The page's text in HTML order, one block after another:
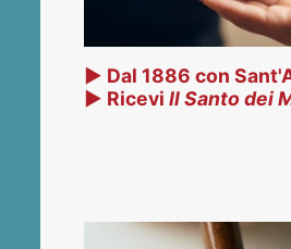
▶ Dal 1886 con
▶ RiceviIl Santo dei